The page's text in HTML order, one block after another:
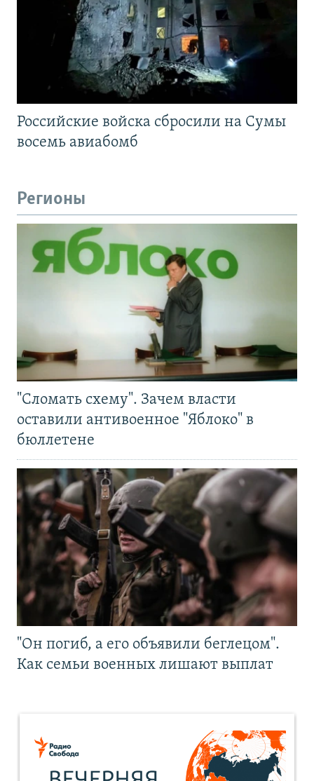
Российские войска сбросили на Сумы
восемь авиабомб
Регионы
"Сломать схему". Зачем власти
оставили антивоенное "Яблоко" в
бюллетене
"Он погиб, а его объявили беглецом".
Как семьи военных лишают выплат